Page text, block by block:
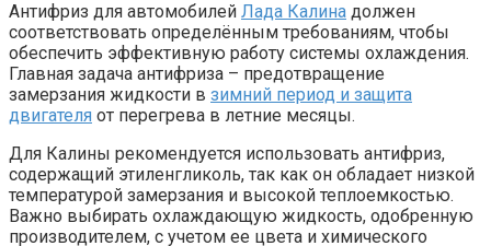
Антифриз для автомобилей Лада Калина должен
соответствовать определённым требованиям, чтобы
обеспечить эффективную работу системы охлаждения.
Главная задача антифриза – предотвращение
замерзания жидкости в зимний период и защита
двигателя от перегрева в летние месяцы.
Для Калины рекомендуется использовать антифриз,
содержащий этиленгликоль, так как он обладает низкой
температурой замерзания и высокой теплоемкостью.
Важно выбирать охлаждающую жидкость, одобренную
производителем, с учетом ее цвета и химического